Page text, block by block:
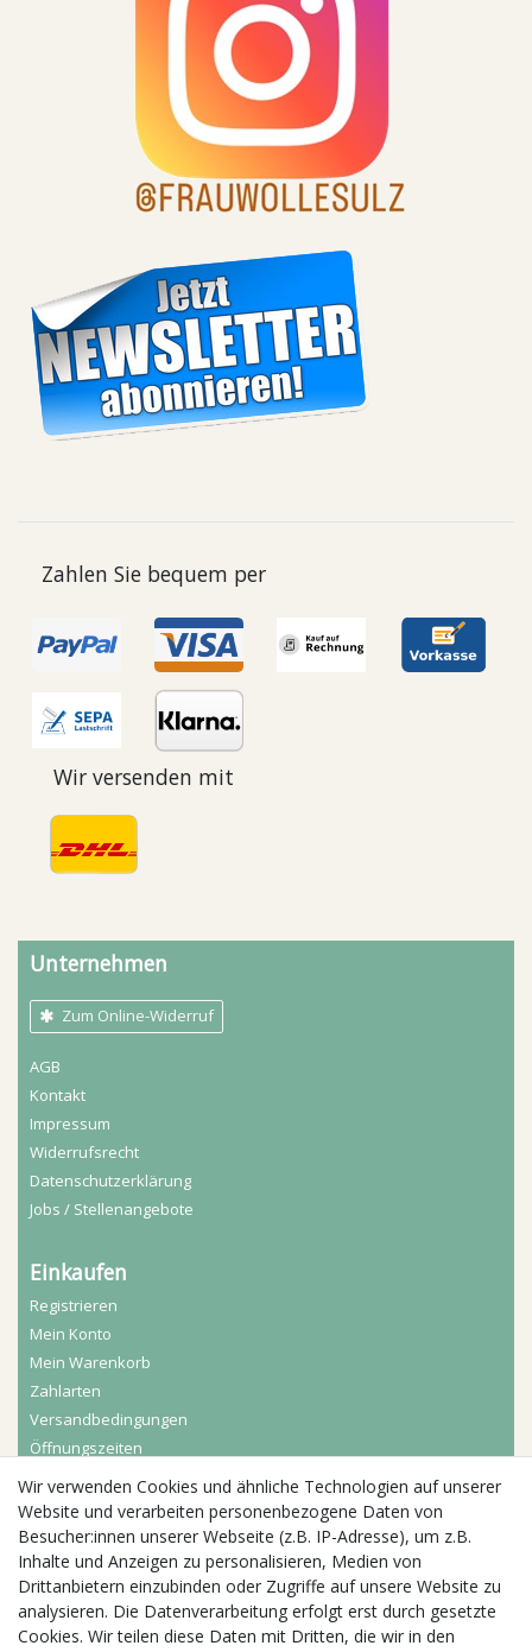
Zahlen Sie bequem per
Wir versenden mit
Unternehmen
Zum Online-Widerruf
AGB
Kontakt
Impressum
Widerrufs­recht
Daten­schutz­erklärung
Jobs / Stellenangebote
Einkaufen
Registrieren
Mein Konto
Mein Warenkorb
Zahlarten
Versandbedingungen
Öffnungszeiten
Aktuelles
Busgruppen
Kindergeburtstage
Kindergartenausflug
Schulklassenausflug
Wir verwenden Cookies und ähnliche Technologien auf unserer
Website und verarbeiten personenbezogene Daten von
Besucher:innen unserer Webseite (z.B. IP-Adresse), um z.B.
Inhalte und Anzeigen zu personalisieren, Medien von
Drittanbietern einzubinden oder Zugriffe auf unsere Website zu
analysieren. Die Datenverarbeitung erfolgt erst durch gesetzte
Cookies. Wir teilen diese Daten mit Dritten, die wir in den